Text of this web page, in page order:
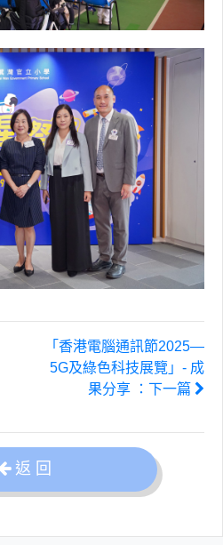
「香港電腦通訊節2025—
5G及綠色科技展覽」- 成
果分享 ：下一篇
返 回